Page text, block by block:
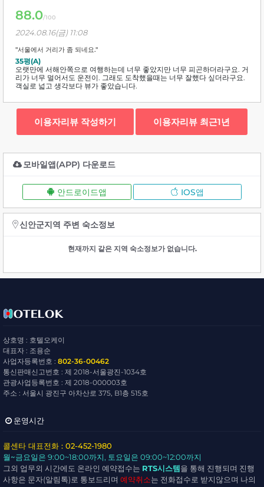
88.0/100
2024.08.16(금) 11:08
"서울에서 거리가 좀 되네요."
35평(A)
오랫만에 서해안쪽으로 여행하는데 너무 좋았지만 너무 피곤하더라구요. 거
리가 너무 멀어서도 운전이. 그래도 도착했을때는 너무 잘했다 싶더라구요.
객실로 넓고 생각보다 뷰가 좋았습니다.
이용자리뷰 작성하기 이용자리뷰 최근1년
모바일앱(APP) 다운로드
안드로이드앱 IOS앱
신안군지역 주변 숙소정보
현재까지 같은 지역 숙소정보가 없습니다.
상호명 : 호텔오케이
대표자 : 조용순
사업자등록번호 : 802-36-00462
통신판매신고번호 : 제 2018-서울광진-1034호
관광사업등록번호 : 제 2018-000003호
주소 : 서울시 광진구 아차산로 375, B1층 515호
운영시간
콜센타 대표전화 : 02-452-1980
월~금요일은 9:00~18:00까지, 토요일은 09:00~12:00까지
그외 업무외 시간에도 온라인 예약접수는 RTS시스템을 통해 진행되며 진행
사항은 문자(알림톡)로 통보드리며 예약취소는 전화접수로 받지않으며 나의